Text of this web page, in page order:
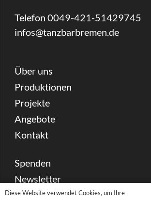
Telefon 0049-421-51429745
infos@tanzbarbremen.de
Über uns
Produktionen
Projekte
Angebote
Kontakt
Spenden
Newsletter
Sitemap
Diese Website verwendet Cookies, um Ihre